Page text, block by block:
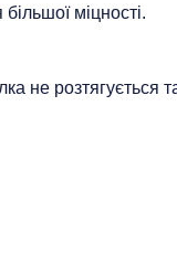
міцності.
не розтягується